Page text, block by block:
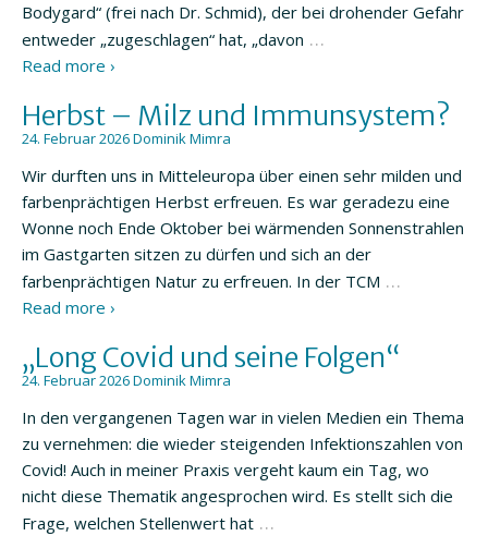
Bodygard“ (frei nach Dr. Schmid), der bei drohender Gefahr
entweder „zugeschlagen“ hat, „davon …
Read more ›
Herbst – Milz und Immunsystem?
24. Februar 2026Dominik Mimra
Wir durften uns in Mitteleuropa über einen sehr milden und
farbenprächtigen Herbst erfreuen. Es war geradezu eine
Wonne noch Ende Oktober bei wärmenden Sonnenstrahlen
im Gastgarten sitzen zu dürfen und sich an der
farbenprächtigen Natur zu erfreuen. In der TCM …
Read more ›
„Long Covid und seine Folgen“
24. Februar 2026Dominik Mimra
In den vergangenen Tagen war in vielen Medien ein Thema
zu vernehmen: die wieder steigenden Infektionszahlen von
Covid! Auch in meiner Praxis vergeht kaum ein Tag, wo
nicht diese Thematik angesprochen wird. Es stellt sich die
Frage, welchen Stellenwert hat …